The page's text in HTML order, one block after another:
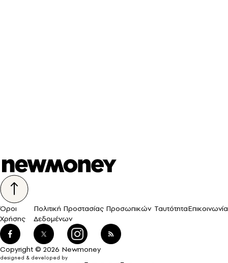
Όροι
Χρήσης
Πολιτική Προστασίας Προσωπικών
Δεδομένων
ΤαυτότηταΕπικοινωνία
Copyright © 2026 Newmoney
designed & developed by